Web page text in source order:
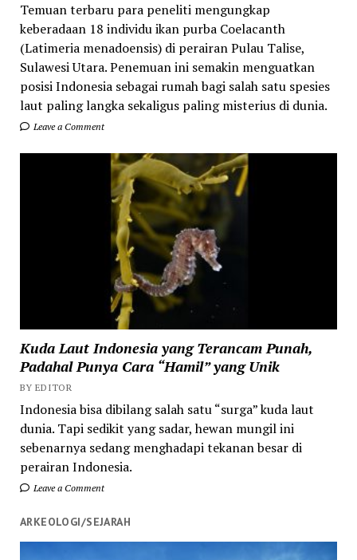
Temuan terbaru para peneliti mengungkap
keberadaan 18 individu ikan purba Coelacanth
(Latimeria menadoensis) di perairan Pulau Talise,
Sulawesi Utara. Penemuan ini semakin menguatkan
posisi Indonesia sebagai rumah bagi salah satu spesies
laut paling langka sekaligus paling misterius di dunia.
Leave a Comment
Kuda Laut Indonesia yang Terancam Punah,
Padahal Punya Cara “Hamil” yang Unik
BY EDITOR
Indonesia bisa dibilang salah satu “surga” kuda laut
dunia. Tapi sedikit yang sadar, hewan mungil ini
sebenarnya sedang menghadapi tekanan besar di
perairan Indonesia.
Leave a Comment
ARKEOLOGI/SEJARAH